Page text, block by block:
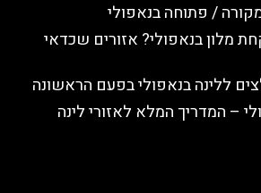
/ פתוחה בנאפולי
מלון בנאפולי? אזורים שכדאי
ללינה בנאפולי בפעם הראשונה
– המדריך המלא לאזורי לינה